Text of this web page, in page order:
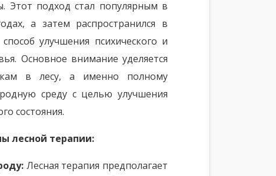
Этот подход стал популярным в
а затем распространился в
улучшения психического и
Основное внимание уделяется
в лесу, а именно полному
среду с целью улучшения
состояния.
лесной терапии:
Лесная терапия предполагает